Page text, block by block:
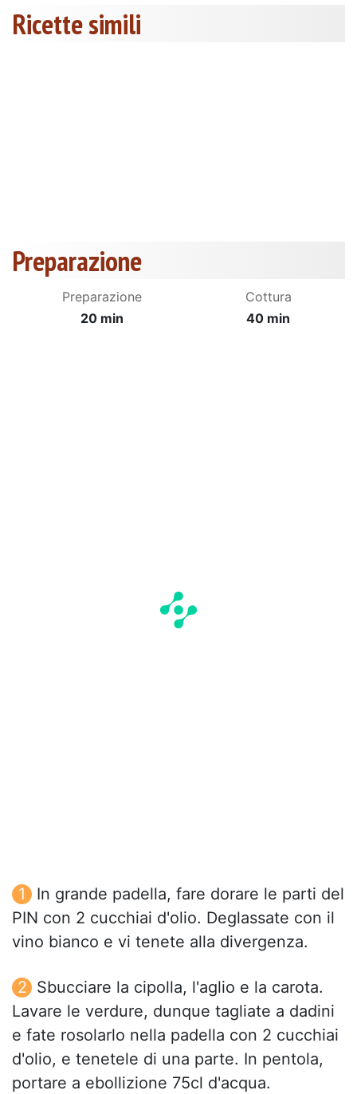
Ricette simili
Preparazione
Preparazione
20 min
Cottura
40 min
In grande padella, fare dorare le parti del
PIN con 2 cucchiai d'olio. Deglassate con il
vino bianco e vi tenete alla divergenza.
Sbucciare la cipolla, l'aglio e la carota.
Lavare le verdure, dunque tagliate a dadini
e fate rosolarlo nella padella con 2 cucchiai
d'olio, e tenetele di una parte. In pentola,
portare a ebollizione 75cl d'acqua.